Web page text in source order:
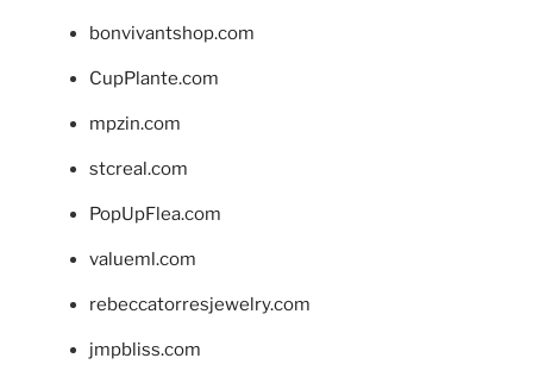
bonvivantshop.com
CupPlante.com
mpzin.com
stcreal.com
PopUpFlea.com
valueml.com
rebeccatorresjewelry.com
jmpbliss.com